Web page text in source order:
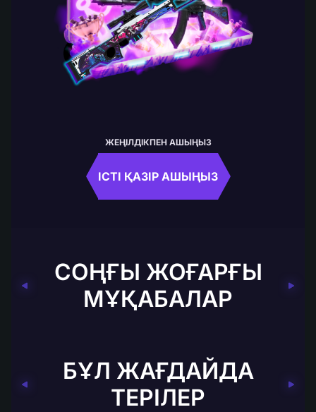
ЖЕҢІЛДІКПЕН АШЫҢЫЗ
ІСТІ ҚАЗІР АШЫҢЫЗ
СОҢҒЫ ЖОҒАРҒЫ
МҰҚАБАЛАР
БҰЛ ЖАҒДАЙДА
ТЕРІЛЕР